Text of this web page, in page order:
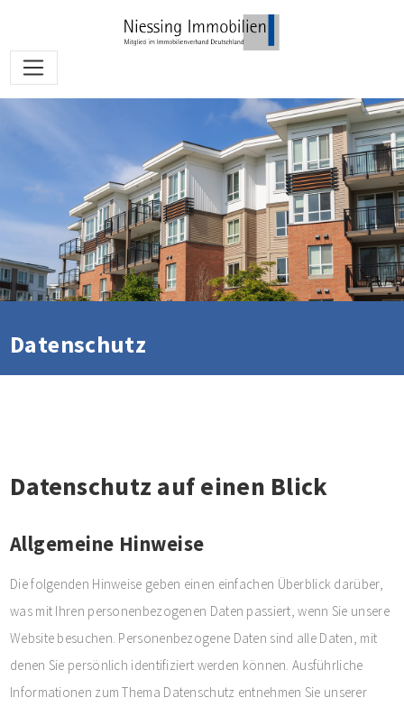
Datenschutz
Datenschutz auf einen Blick
Allgemeine Hinweise
Die folgenden Hinweise geben einen einfachen Überblick darüber,
was mit Ihren personenbezogenen Daten passiert, wenn Sie unsere
Website besuchen. Personenbezogene Daten sind alle Daten, mit
denen Sie persönlich identifiziert werden können. Ausführliche
Informationen zum Thema Datenschutz entnehmen Sie unserer